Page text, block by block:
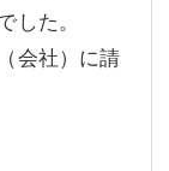
た。
会社）に請